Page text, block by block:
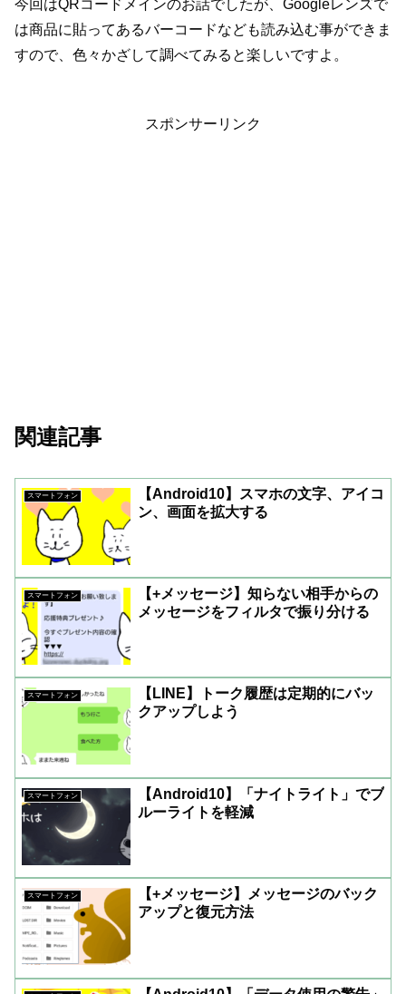
今回はQRコードメインのお話でしたが、Googleレンズで
は商品に貼ってあるバーコードなども読み込む事ができま
すので、色々かざして調べてみると楽しいですよ。
スポンサーリンク
関連記事
スマートフォン
【Android10】スマホの文字、アイコ
ン、画面を拡大する
スマートフォン
【+メッセージ】知らない相手からの
メッセージをフィルタで振り分ける
スマートフォン
【LINE】トーク履歴は定期的にバッ
クアップしよう
スマートフォン
【Android10】「ナイトライト」でブ
ルーライトを軽減
スマートフォン
【+メッセージ】メッセージのバック
アップと復元方法